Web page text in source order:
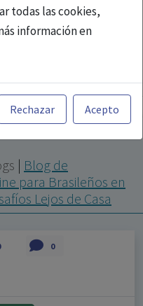
todas las cookies,
información en
Página Web está
español y, por
legalmente
medicamentos
técnica de los
informativo,
y decidir, en cada
adecuado a las
Rechazar Acepto
| Blog de
para Brasileños en
Lejos de Casa
0